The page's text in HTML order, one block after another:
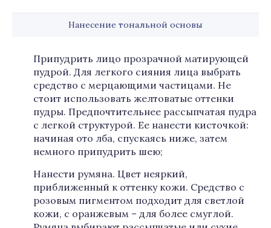
Нанесение тональной основы
Припудрить лицо прозрачной матирующей
пудрой. Для легкого сияния лица выбрать
средство с мерцающими частицами. Не
стоит использовать желтоватые оттенки
пудры. Предпочтительнее рассыпчатая пудра
с легкой структурой. Ее нанести кисточкой:
начиная ото лба, спускаясь ниже, затем
немного припудрить шею;
Нанести румяна. Цвет неяркий,
приближенный к оттенку кожи. Средство с
розовым пигментом подходит для светлой
кожи, с оранжевым – для более смуглой.